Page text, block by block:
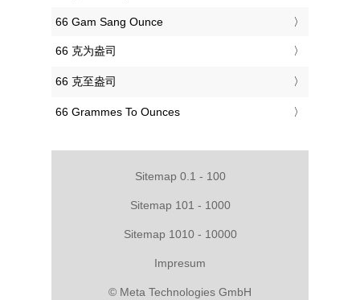
‎66 Gam Sang Ounce
‎66 克为盎司
‎66 克至盎司
‎66 Grammes To Ounces
Sitemap 0.1 - 100
Sitemap 101 - 1000
Sitemap 1010 - 10000
Impresum
© Meta Technologies GmbH